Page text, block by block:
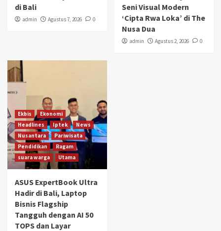
di Bali
admin Agustus 7, 2026 0
Seni Visual Modern
‘Cipta Rwa Loka’ di The
Nusa Dua
admin Agustus 2, 2026 0
Ekbis
Ekonomi
Headlines
Iptek
News
Nusantara
Pariwisata
Pendidikan
Ragam
suara warga
Utama
ASUS ExpertBook Ultra
Hadir di Bali, Laptop
Bisnis Flagship
Tangguh dengan AI 50
TOPS dan Layar